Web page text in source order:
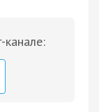
канале: